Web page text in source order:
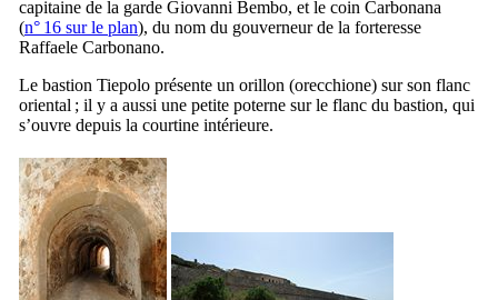
capitaine de la garde Giovanni Bembo, et le coin Carbonana
(n° 16 sur le plan), du nom du gouverneur de la forteresse
Raffaele Carbonano.
Le bastion Tiepolo présente un orillon (orecchione) sur son flanc
oriental ; il y a aussi une petite poterne sur le flanc du bastion, qui
s’ouvre depuis la courtine intérieure.